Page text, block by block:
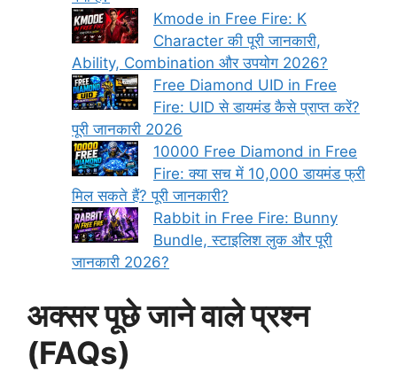
Kmode in Free Fire: K
Character की पूरी जानकारी,
Ability, Combination और उपयोग 2026?
Free Diamond UID in Free
Fire: UID से डायमंड कैसे प्राप्त करें?
पूरी जानकारी 2026
10000 Free Diamond in Free
Fire: क्या सच में 10,000 डायमंड फ्री
मिल सकते हैं? पूरी जानकारी?
Rabbit in Free Fire: Bunny
Bundle, स्टाइलिश लुक और पूरी
जानकारी 2026?
अक्सर पूछे जाने वाले प्रश्न
(FAQs)